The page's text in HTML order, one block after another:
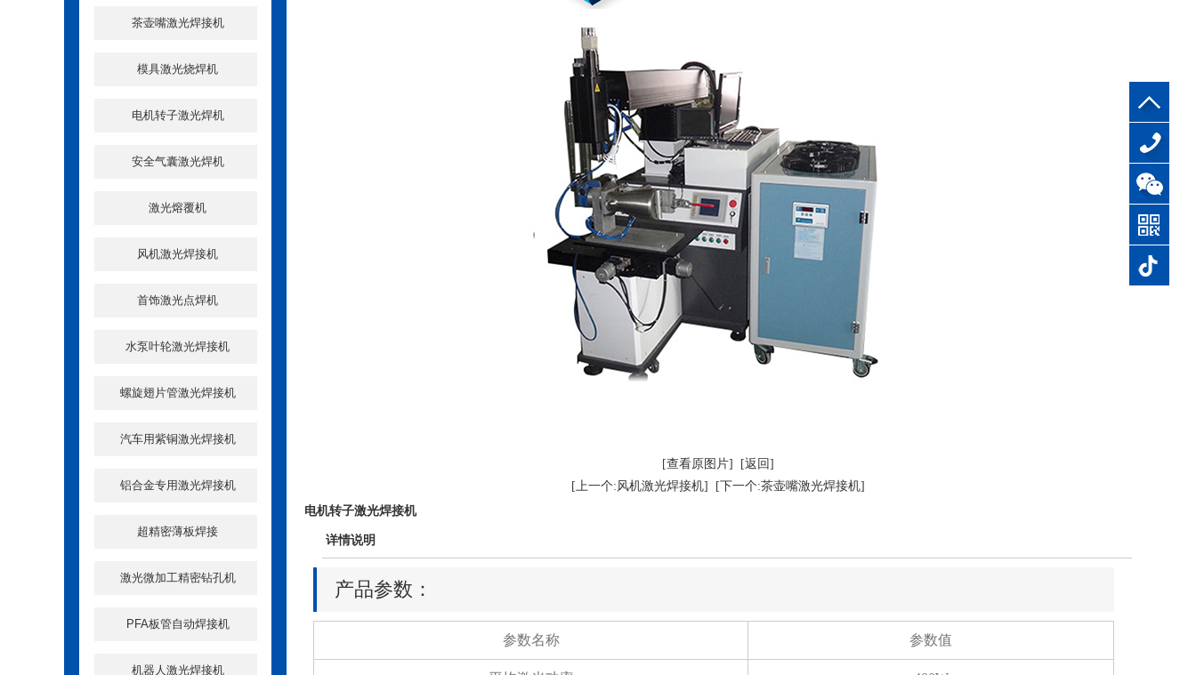
茶壶嘴激光焊接机
模具激光烧焊机
电机转子激光焊机
安全气囊激光焊机
激光熔覆机
风机激光焊接机
首饰激光点焊机
水泵叶轮激光焊接机
螺旋翅片管激光焊接机
汽车用紫铜激光焊接机
铝合金专用激光焊接机
超精密薄板焊接
激光微加工精密钻孔机
PFA板管自动焊接机
机器人激光焊接机
[查看原图片]
[返回]
[上一个:风机激光焊接机]
[下一个:茶壶嘴激光焊接机]
电机转子激光焊接机
详情说明
产品参数：
参数名称 参数值
0769-
87844611